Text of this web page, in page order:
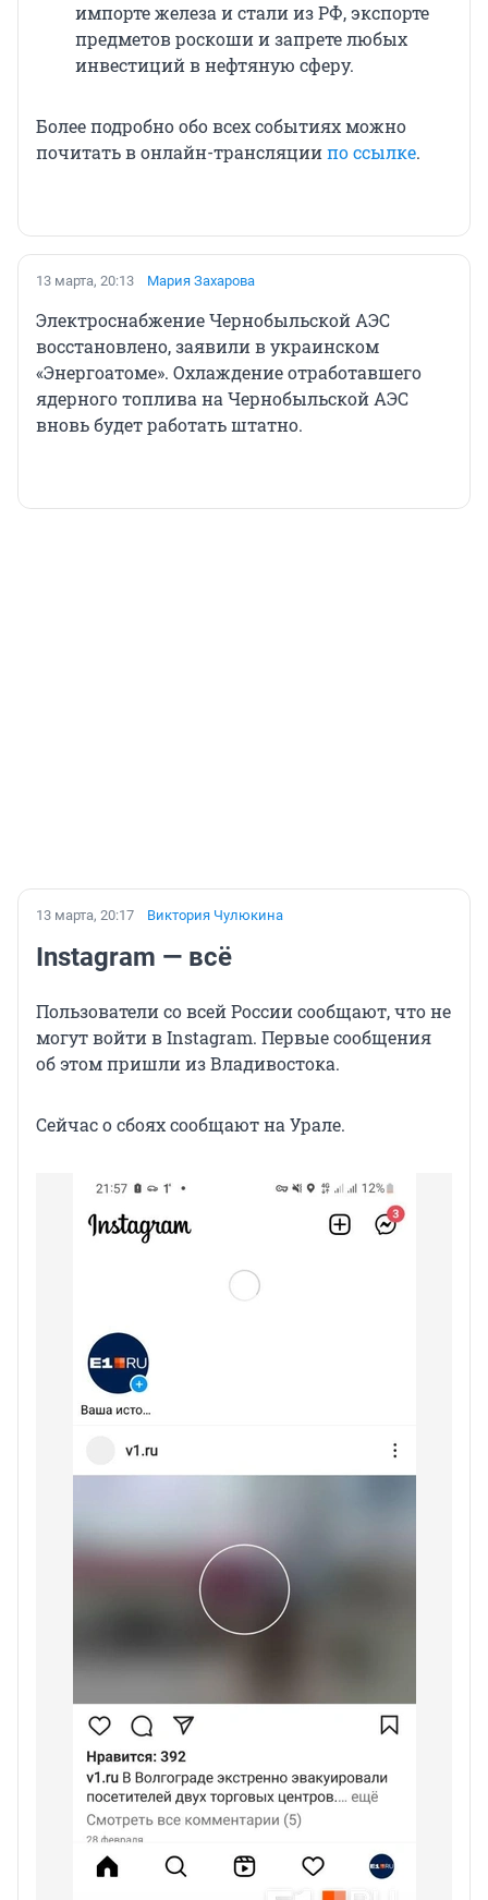
импорте железа и стали из РФ, экспорте
предметов роскоши и запрете любых
инвестиций в нефтяную сферу.
Более подробно обо всех событиях можно
почитать в онлайн-трансляциипо ссылке.
13 марта, 20:13 Мария Захарова
Электроснабжение Чернобыльской АЭС
восстановлено, заявили в украинском
«Энергоатоме». Охлаждение отработавшего
ядерного топлива на Чернобыльской АЭС
вновь будет работать штатно.
13 марта, 20:17 Виктория Чулюкина
Instagram — всё
Пользователи со всей России сообщают, что не
могут войти в Instagram. Первые сообщения
об этом пришли из Владивостока.
Сейчас о сбоях сообщают на Урале.